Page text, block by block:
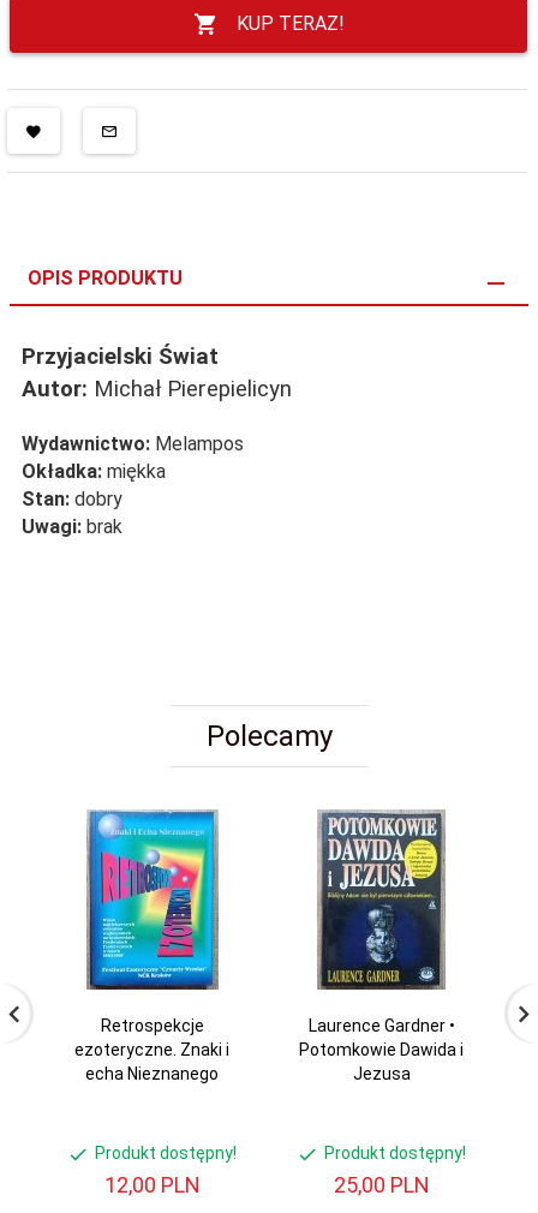
KUP TERAZ!
OPIS PRODUKTU
Przyjacielski Świat
Autor: Michał Pierepielicyn
Wydawnictwo: Melampos
Okładka: miękka
Stan: dobry
Uwagi: brak
Polecamy
Retrospekcje
ezoteryczne. Znaki i
echa Nieznanego
Produkt dostępny!
12,00 PLN
Laurence Gardner •
Potomkowie Dawida i
Jezusa
Produkt dostępny!
25,00 PLN